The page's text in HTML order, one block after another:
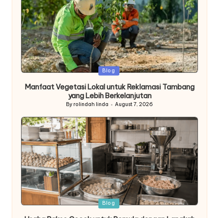
Posted
Blog
Manfaat Vegetasi Lokal untuk Reklamasi Tambang
yang Lebih Berkelanjutan
Posted
By rolindah linda August 7, 2026
Posted
Blog